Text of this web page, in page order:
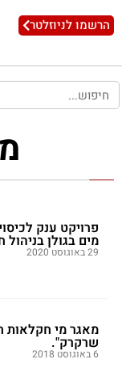
הרשמו לניוזלטר
פרויקט ענק
מים בגולן בניהול
29 באוגוסט 2020
מאגר מי
שרקרק".
6 באוגוסט 2018